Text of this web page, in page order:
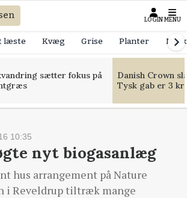
LOGIN MENU
læste Kvæg Grise Planter
sætter fokus på
Danish Crown
Tysk gab er 3
10:35
nyt biogasanlæg
hus arrangement på Nature
i Reveldrup tiltræk mange